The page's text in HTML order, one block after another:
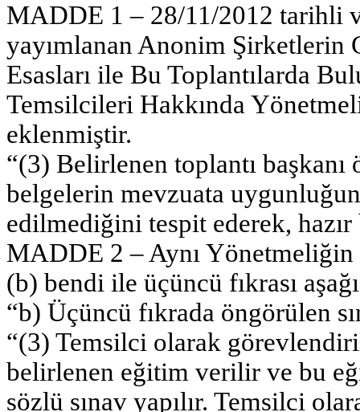
MADDE 1 – 28/11/2012 tarihli
yayımlanan Anonim Şirketlerin
Esasları ile Bu Toplantılarda
Temsilcileri Hakkında
eklenmiştir.
“(3) Belirlenen toplantı başkanı
belgelerin mevzuata
edilmediğini tespit ederek,
MADDE 2 – Aynı Yönetmeliğin
(b) bendi ile üçüncü fıkrası
“b) Üçüncü fıkrada öngörülen
“(3) Temsilci olarak
belirlenen eğitim verilir ve bu
sözlü sınav yapılır. Temsilci